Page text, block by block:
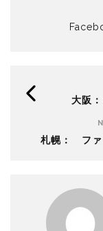
大阪
札幌： ファ